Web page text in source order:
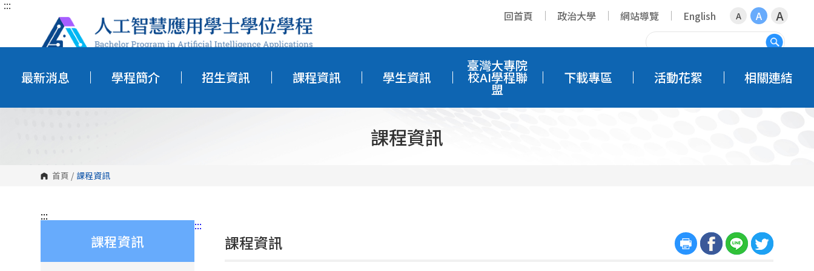
跳
內
:::
回首頁 政治大學 網站導覽 English A A A
搜尋
最新消息 學程簡介 招生資訊 課程資訊 學生資訊
臺灣大專院
校AI學程聯
盟
下載專區 活動花絮 相關連結
課程資訊
首頁 / 課程資訊
:::
課程資訊
:::
課程資訊